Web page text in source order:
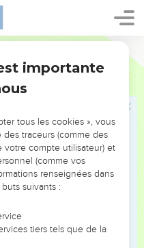
Benjamin, et les Philistins
Philistins pour faire du
chemin de Hophra, vers le
Beth-oron ; et la troisième
vers la vallée de
se trouvait aucun
dit : [Il faut empêcher] que
ou des hallebardes.
coutre, sa cognée, et son
importante
tous les cookies », vous
traceurs (comme des
compte utilisateur) et
(comme vos
renseignées dans
suivants :
tiers tels que de la